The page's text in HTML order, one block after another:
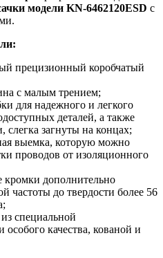
модели KN-6462120ESD с
прецизионный коробчатый
с малым трением;
для надежного и легкого
деталей, а также
слегка загнуты на концах;
выемка, которую можно
проводов от изоляционного
дополнительно
частоты до твердости более 56
специальной
особого качества, кованой и